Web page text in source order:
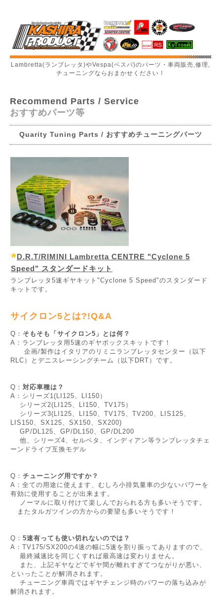
Lambretta(ランブレッタ)やVespa(ベスパ)のパーツ・車両販売,修理,
チューニングならおまかせください！
Recommend Parts / Service
おすすめパーツ等
Quarity Tuning Parts / おすすめチューニングパーツ
D.R.T/RIMINI Lambretta CENTRE "Cyclone 5
Speed" スタンダードキット
ランブレッタ5速ギヤキット"Cyclone 5 Speed"のスタンダード
キットです。
サイクロン5とは?!Q&A
Q： そもそも「サイクロン5」とは何？
A：ランブレッタ用5速のギヤボックスキットです！
企画/製作はイタリアのリミニランブレッタセンター（以下
RLC）とデニスレーシングチーム（以下DRT）です。
Q： 対応車種は？
A：シリーズ1(LI125、LI150）
シリーズ2(LI125、LI150、TV175）
シリーズ3(LI125、LI150、TV175、TV200、LIS125、
LIS150、SX125、SX150、SX200)
GP/DL125、GP/DL150、GP/DL200
他、シリーズ4、セルベタ、インディアン等ランブレッタチェ
ーンドライブ互換モデル
Q： チューニング用ですか？
A：全ての用途に使えます、むしろ小排気量車の少ないパワーを
有効に使用することが出来ます。
ノーマルに取り付けて楽しんでおられる方も多いそうです。
またタルガツインの方からの要望も多いそうです！
Q： 5速有っても使い切れないのでは？
A：TV175/SX200の4速の幅に5速を割り振ってありますので、
最終減速比を同じくすれば最高速は変わりません。
また、上記ギヤなどでギヤ間が離れすぎてつながりが悪い、
といったことが解消されます。
チューニング車両ではギヤチェンジ時のパワーの落ち込みが
解消されます。